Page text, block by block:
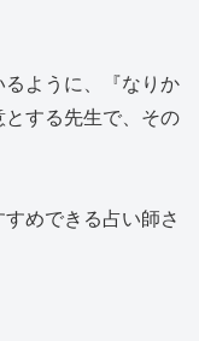
ように、『なりか
する先生で、その
めできる占い師さ